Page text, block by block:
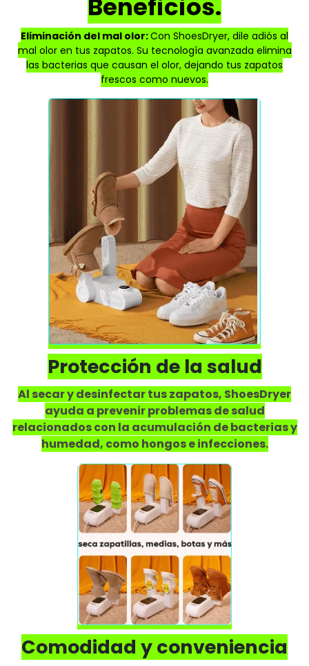
Beneficios.
Eliminación del mal olor:Con ShoesDryer, dile adiós al
mal olor en tus zapatos. Su tecnología avanzada elimina
las bacterias que causan el olor, dejando tus zapatos
frescos como nuevos.
Protección de la salud
Al secar y desinfectar tus zapatos, ShoesDryer
ayuda a prevenir problemas de salud
relacionados con la acumulación de bacterias y
humedad, como hongos e infecciones.
Comodidad y conveniencia